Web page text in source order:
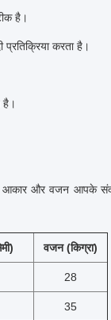
है।
करता है।
है।
आकार और वजन आपके
वजन (किग्रा)
28
35